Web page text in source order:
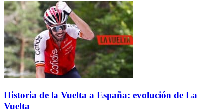
Historia de la Vuelta a España: evolución de La
Vuelta